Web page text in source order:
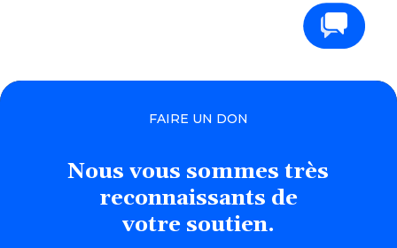
FAIRE UN DON
Nous vous sommes très
reconnaissants de
votre soutien.